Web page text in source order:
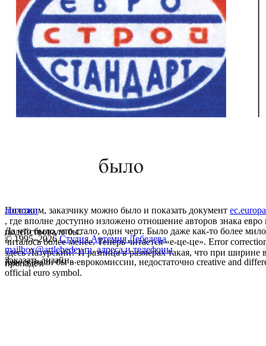
Положим, заказчику можно было и показать документ
, где вполне доступно изложено отношение авторов знака
подействовало бы.
Да что было, что стало, один черт. Было даже как-то более
читалось более-менее. Теперь читается «е-це-це». Error
здесь Лазурский? И разница в размерах такая, что при ширине
пропадет.
Как сказали бы в еврокомиссии, недостаточно creative and
official euro symbol.
логотип
© 1995–2026 Студия Артемия Лебедева
mailbox@artlebedev.ru, адреса и телефоны
Заказать дизайн...